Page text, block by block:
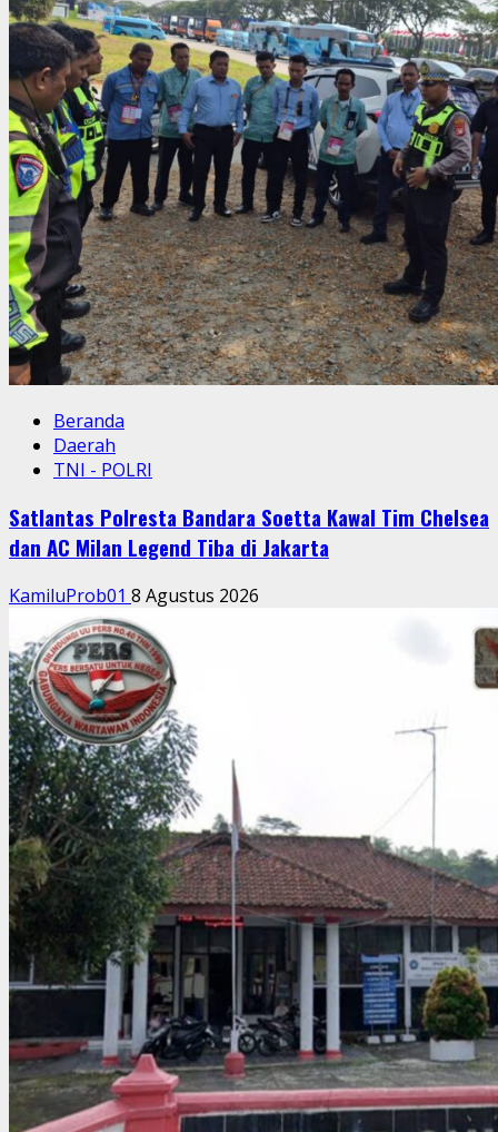
Beranda
Daerah
TNI - POLRI
Satlantas Polresta Bandara Soetta Kawal Tim Chelsea
dan AC Milan Legend Tiba di Jakarta
KamiluProb01 8 Agustus 2026